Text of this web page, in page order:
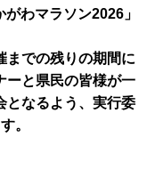
わマラソン2026」
での残りの期間に
ーと県民の皆様が一
となるよう、実行委
。